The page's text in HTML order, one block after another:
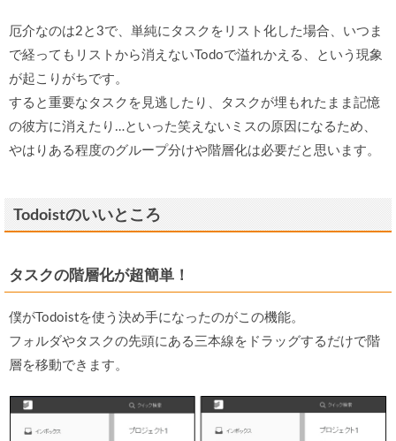
厄介なのは2と3で、単純にタスクをリスト化した場合、いつま
で経ってもリストから消えないTodoで溢れかえる、という現象
が起こりがちです。
すると重要なタスクを見逃したり、タスクが埋もれたまま記憶
の彼方に消えたり…といった笑えないミスの原因になるため、
やはりある程度のグループ分けや階層化は必要だと思います。
Todoistのいいところ
タスクの階層化が超簡単！
僕がTodoistを使う決め手になったのがこの機能。
フォルダやタスクの先頭にある三本線をドラッグするだけで階
層を移動できます。